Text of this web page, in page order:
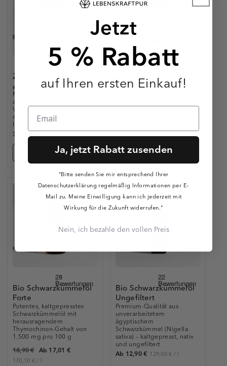
Zink Komplex
KAPSELN
Mit drei schnell
aufnahmefähigen Zink-
Verbindungen für eine
normale Funktion des
Immunsystems
34,90 € 2.052,94 €/kg
In den Warenkorb
Vitamin D
TROPFEN
und zum Erhalt gesunder
In den Warenkorb
MHD-Rabatt
Bio Schwarzkümmelöl
Forte
Potentes, kaltgepresstes
Schwarzkümmelöl mit
herausragendem
Thymochinon-Gehalt von
1.500 mg pro 100 g
18,90 € Ab 17,01 €
170,10 €/ l
Bio Schwarzkümmelöl
Ungefiltert
Premium-Qualität aus
unverarbeitetem
ägyptischem
Schwarzkümmel (Nigella
sativa) – kaltgepresst, nativ
und ungefiltert
Ab 12,90 € 129,00 € / l
Jetzt
5 % Rabatt
auf Ihren ersten Einkauf!
Ja, jetzt Rabatt zusenden
"Bitte senden Sie mir entsprechend Ihrer
Datenschutzerklärung regelmäßig Informationen per E-
Mail zu. Meine Einwilligung kann ich jederzeit mit
Wirkung für die Zukunft widerrufen."
Nein, ich bezahle den vollen Preis